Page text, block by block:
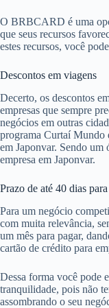
O BRBCARD é uma
que seus recursos
estes recursos, você
Descontos em viagens
Decerto, os descontos
empresas que sempre
negócios em outras
programa Curtaí Mundo
em Japonvar. Sendo
empresa em Japonvar.
Prazo de até 40 dias
Para um negócio
com muita relevância,
um mês para pagar,
cartão de crédito para
Dessa forma você pode
tranquilidade, pois não
assombrando o seu